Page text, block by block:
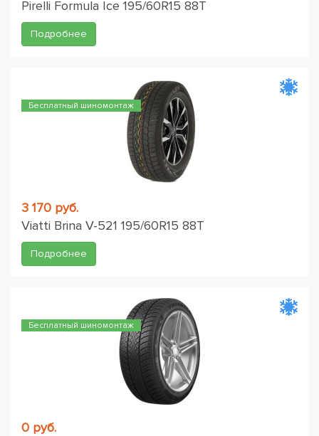
Pirelli Formula Ice 195/60R15 88T
Подробнее
Бесплатный шиномонтаж
3 170 руб.
Viatti Brina V-521 195/60R15 88T
Подробнее
Бесплатный шиномонтаж
0 руб.